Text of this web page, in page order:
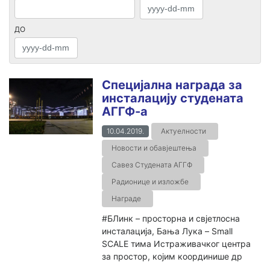
ДО
Специјална награда за
инсталацију студената
АГГФ-а
10.04.2019.
Актуелности
Новости и обавјештења
Савез Студената АГГФ
Радионице и изложбе
Награде
#БЛинк – просторна и свјетлосна
инсталација, Бања Лука – Small
SCALE тима Истраживачког центра
за простор, којим координише др